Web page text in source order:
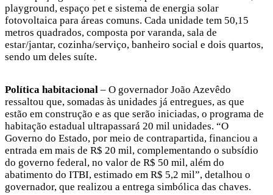
playground, espaço pet e sistema de energia solar
fotovoltaica para áreas comuns. Cada unidade tem 50,15
metros quadrados, composta por varanda, sala de
estar/jantar, cozinha/serviço, banheiro social e dois quartos,
sendo um deles suíte.
Política habitacional – O governador João Azevêdo
ressaltou que, somadas às unidades já entregues, as que
estão em construção e as que serão iniciadas, o programa de
habitação estadual ultrapassará 20 mil unidades. “O
Governo do Estado, por meio de contrapartida, financiou a
entrada em mais de R$ 20 mil, complementando o subsídio
do governo federal, no valor de R$ 50 mil, além do
abatimento do ITBI, estimado em R$ 5,2 mil”, detalhou o
governador, que realizou a entrega simbólica das chaves.